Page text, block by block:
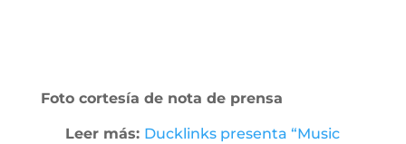
Foto cortesía de nota de prensa
Leer más: Ducklinks presenta “Music